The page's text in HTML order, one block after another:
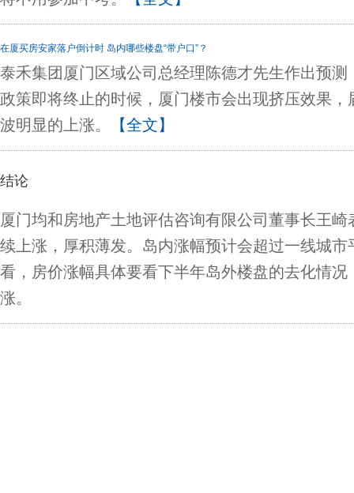
在厦买房安家落户倒计时 岛内哪些楼盘“带户口”？
泰禾集团厦门区域公司总经理陈德才先生作出预
政策即将终止的时候，厦门楼市会出现挤压效果
波明显的上涨。
【全文】
结论
厦门均和房地产土地评估咨询有限公司董事长王
续上涨，厚积薄发。岛内涨幅预计会超过一线城
看，房价涨幅具体要看下半年岛外楼盘的去化情
涨。